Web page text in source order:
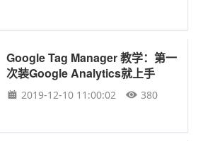
Google Tag Manager 教学：第一
次装Google Analytics就上手
2019-12-10 11:00:02 380